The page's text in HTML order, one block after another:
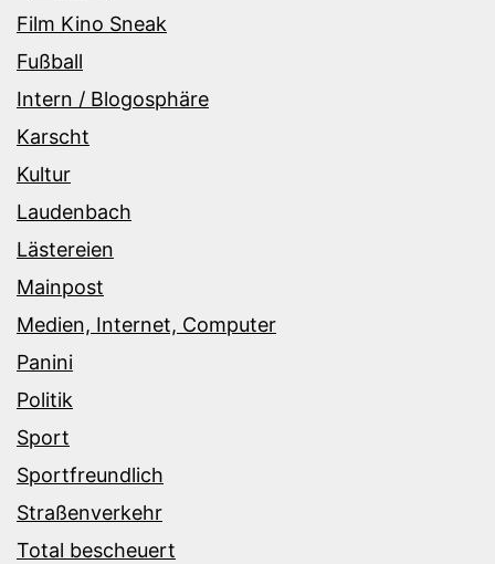
Film Kino Sneak
Fußball
Intern / Blogosphäre
Karscht
Kultur
Laudenbach
Lästereien
Mainpost
Medien, Internet, Computer
Panini
Politik
Sport
Sportfreundlich
Straßenverkehr
Total bescheuert